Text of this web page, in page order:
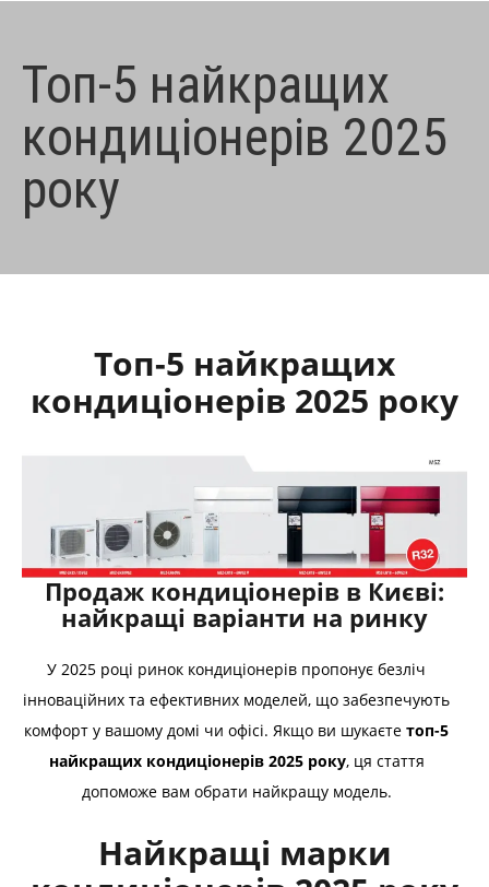
Топ-5 найкращих
кондиціонерів 2025
року
Топ-5 найкращих
кондиціонерів 2025 року
Продаж кондиціонерів в Києві:
найкращі варіанти на ринку
У 2025 році ринок кондиціонерів пропонує безліч
інноваційних та ефективних моделей, що забезпечують
комфорт у вашому домі чи офісі. Якщо ви шукаєте топ-5
найкращих кондиціонерів 2025 року, ця стаття
допоможе вам обрати найкращу модель.
Найкращі марки